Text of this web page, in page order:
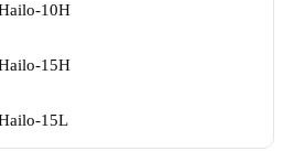
10H
15H
15L